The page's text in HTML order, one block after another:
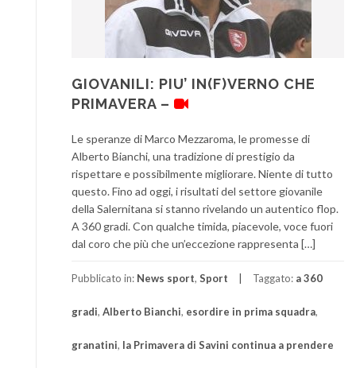
GIOVANILI: PIU’ IN(F)VERNO CHE
PRIMAVERA –
Le speranze di Marco Mezzaroma, le promesse di
Alberto Bianchi, una tradizione di prestigio da
rispettare e possibilmente migliorare. Niente di tutto
questo. Fino ad oggi, i risultati del settore giovanile
della Salernitana si stanno rivelando un autentico flop.
A 360 gradi. Con qualche timida, piacevole, voce fuori
dal coro che più che un’eccezione rappresenta […]
Pubblicato in: News sport, Sport Taggato: a 360
gradi, Alberto Bianchi, esordire in prima squadra,
granatini, la Primavera di Savini continua a prendere